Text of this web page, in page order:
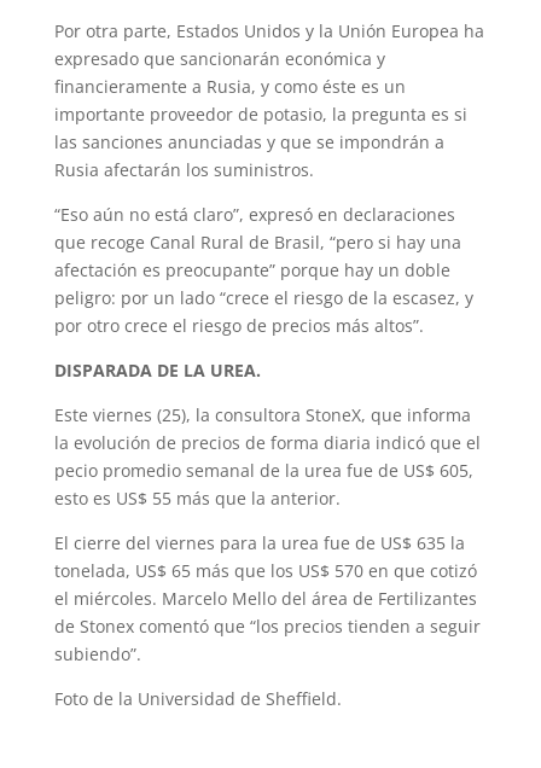
Por otra parte, Estados Unidos y la Unión Europea ha
expresado que sancionarán económica y
financieramente a Rusia, y como éste es un
importante proveedor de potasio, la pregunta es si
las sanciones anunciadas y que se impondrán a
Rusia afectarán los suministros.
“Eso aún no está claro”, expresó en declaraciones
que recoge Canal Rural de Brasil, “pero si hay una
afectación es preocupante” porque hay un doble
peligro: por un lado “crece el riesgo de la escasez, y
por otro crece el riesgo de precios más altos”.
DISPARADA DE LA UREA.
Este viernes (25), la consultora StoneX, que informa
la evolución de precios de forma diaria indicó que el
pecio promedio semanal de la urea fue de US$ 605,
esto es US$ 55 más que la anterior.
El cierre del viernes para la urea fue de US$ 635 la
tonelada, US$ 65 más que los US$ 570 en que cotizó
el miércoles. Marcelo Mello del área de Fertilizantes
de Stonex comentó que “los precios tienden a seguir
subiendo”.
Foto de la Universidad de Sheffield.